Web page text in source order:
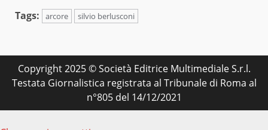
Tags: arcore silvio berlusconi
Copyright 2025 © Società Editrice Multimediale S.r.l.
Testata Giornalistica registrata al Tribunale di Roma al
n°805 del 14/12/2021